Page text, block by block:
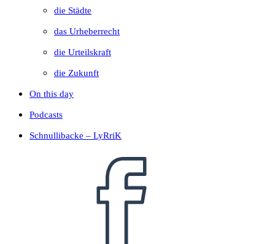
die Städte
das Urheberrecht
die Urteilskraft
die Zukunft
On this day
Podcasts
Schnullibacke – LyRriK